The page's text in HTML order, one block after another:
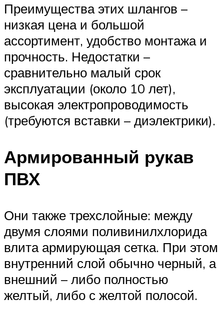
Преимущества этих шлангов –
низкая цена и большой
ассортимент, удобство монтажа и
прочность. Недостатки –
сравнительно малый срок
эксплуатации (около 10 лет),
высокая электропроводимость
(требуются вставки – диэлектрики).
Армированный рукав
ПВХ
Они также трехслойные: между
двумя слоями поливинилхлорида
влита армирующая сетка. При этом
внутренний слой обычно черный, а
внешний – либо полностью
желтый, либо с желтой полосой.